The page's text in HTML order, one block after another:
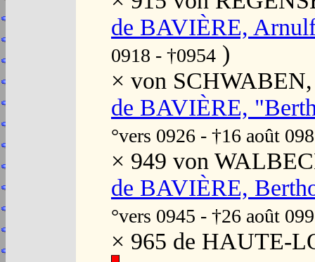
de BAVIÈRE,
0918 - †0954 )
× von
de BAVIÈRE,
°vers 0926 - †16 août
× 949 von
de BAVIÈRE,
°vers 0945 - †26 août
× 965 de HAUTE-